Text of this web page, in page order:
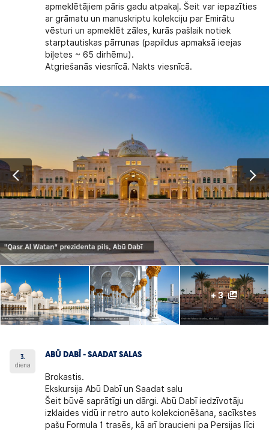
apmeklētājiem pāris gadu atpakaļ. Šeit var iepazīties
ar grāmatu un manuskriptu kolekciju par Emirātu
vēsturi un apmeklēt zāles, kurās pašlaik notiek
starptautiskas pārrunas (papildus apmaksā ieejas
biļetes ~ 65 dirhēmu).
Atgriešanās viesnīcā. Nakts viesnīcā.
+ 3
3.
diena
ABŪ DABĪ - SAADAT SALAS
Brokastis.
Ekskursija Abū Dabī un Saadat salu
Šeit būvē saprātīgi un dārgi. Abū Dabī iedzīvotāju
izklaides vidū ir retro auto kolekcionēšana, sacīkstes
pašu Formula 1 trasēs, kā arī braucieni pa Persijas līci